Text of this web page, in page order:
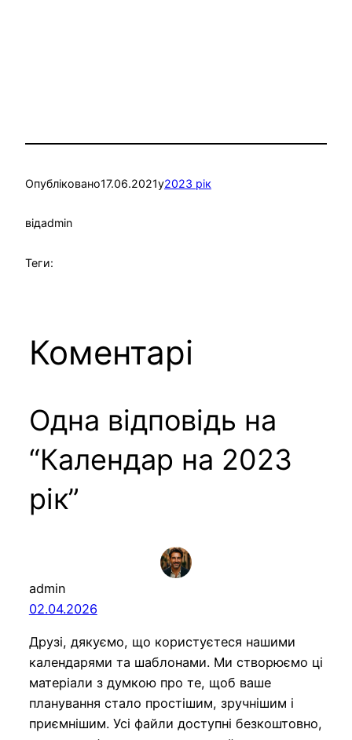
Опубліковано17.06.2021у2023 рік
відadmin
Теги:
Коментарі
Одна відповідь на
“Календар на 2023
рік”
admin
02.04.2026
Друзі, дякуємо, що користуєтеся нашими
календарями та шаблонами. Ми створюємо ці
матеріали з думкою про те, щоб ваше
планування стало простішим, зручнішим і
приємнішим. Усі файли доступні безкоштовно,